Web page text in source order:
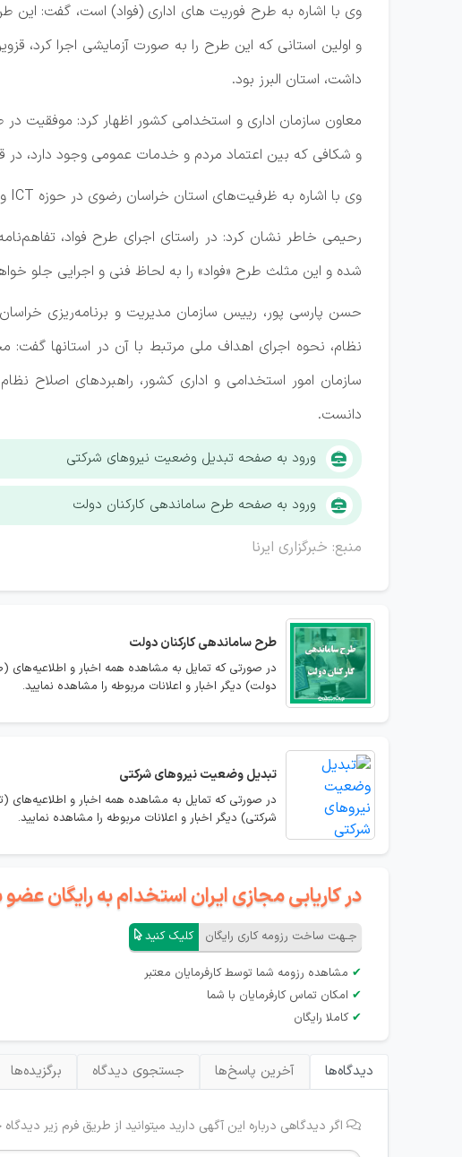
و اولین استانی که این طرح را به صورت آزمایشی اجرا کرد،
داشت، استان البرز بود.
معاون سازمان اداری و استخدامی کشور اظهار کرد: موفقیت
و شکافی که بین اعتماد مردم و خدمات عمومی وجود دارد، در
وی با اشاره به ظرفیت‌های استان خراسان رضوی در حوزه ICT و استارتاپ‌ها، ابراز امیدواری کرد که این استان به عنوان پایلوت سوم اجرای آزمایشی طرح «فواد» انتخاب شود.
رحیمی خاطر نشان کرد: در راستای اجرای طرح فواد،
شده و این مثلث طرح «فواد» را به لحاظ فنی و اجرایی جلو
حسن پارسی پور، رییس سازمان مدیریت و برنامه‌ریزی
سازمان امور استخدامی و اداری کشور، راهبردهای اصلاح
دانست.
ورود به صفحه تبدیل وضعیت نیروهای شرکتی
ورود به صفحه طرح ساماندهی کارکنان دولت
منبع: خبرگزاری ایرنا
طرح ساماندهی کارکنان دولت
در صورتی که تمایل به مشاهده همه اخبار و
دولت) دیگر اخبار و اعلانات مربوطه را مشاهده نمایید.
تبدیل وضعیت نیروهای شرکتی
در صورتی که تمایل به مشاهده همه اخبار و
شرکتی) دیگر اخبار و اعلانات مربوطه را مشاهده نمایید.
در کاریابی مجازی ایران استخدام به رایگان
جـهت ساخت رزومه کاری رایگان کلیک کنید
✔ مشاهده رزومه شما توسط کارفرمایان معتبر
✔ امکان تماس کارفرمایان با شما
✔ کاملا رایگان
دیدگاه‌ها آخرین پاسخ‌ها جستجوی دیدگاه برگزیده‌ها
اگر دیدگاهی درباره این آگهی دارید میتوانید از طریق فرم زیر